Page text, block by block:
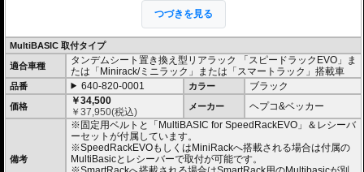
搭載車にもご利用いただけます）
このホルダー「マルチベーシック / MultiBA
SIC」は独自の画期的なシステムで取付は
乗せるだけで確実にホールドし、高速走行時でも安心してライディングを楽し
むことができます。
またタンデムシートへベルトで固定するタイプもございます。(バッグ自体の仕
様は全く同じです)
・シャープなイメージを演出するエッジの効いたデザイン。サイドソフトバッ
グ「Royster」C-Bow用と統一されたデザインとなります。
・ソフトバッグでありながら型くずれを起こしにくく、また高いホールド性能
を誇り、高速走行でも安心してご利用いただけます (メーカー推奨最大速度 : 13
・防水仕様 : 高い防水性を誇るロールクロージャータイプの一体型インナーバ
ッグを装備。 (完全防水を保証するものではありません)
つづきを見る
MultiBASIC 取付タイプ
適合車種
タンデムシート置き換え型リアラック 「スピードラックEVO」ま
たは「Minirack/ミニラック」または「スマートラック」搭載車
品番 640-820-0001 カラー ブラック
価格
￥34,500
￥37,950(税込) メーカー ヘプコ&ベッカー
備考
※固定用ベルトと「MultiBASIC for SpeedRackEVO」＆レシーバ
ーセットが付属しています。
※SpeedRackEVOもしくはMiniRackへ搭載される場合は付属の
MultiBasicとレシーバーで取付が可能です。